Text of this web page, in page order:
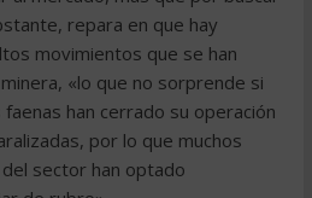
repara en que hay
movimientos que se han
«lo que no sorprende si
han cerrado su operación
por lo que muchos
sector han optado